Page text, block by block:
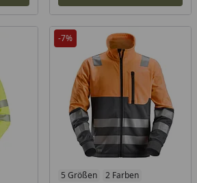
-7%
5 Größen 2 Farben